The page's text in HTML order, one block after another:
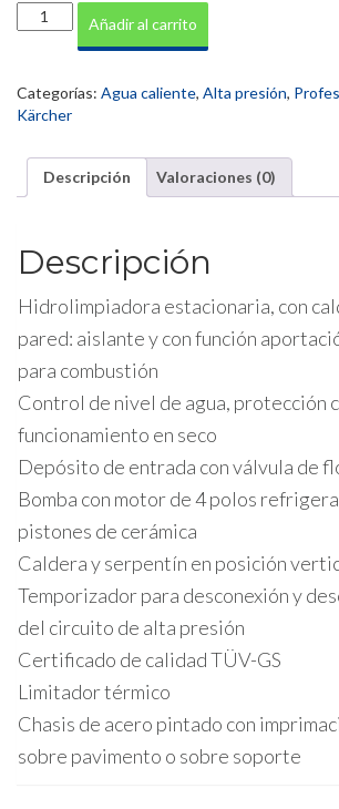
Hidrolimpiadora
Estacionaria
4ST
cantidad
Añadir al carrito
Categorías: Agua caliente, Alta presión,
Kärcher
Descripción Valoraciones (0)
Descripción
Hidrolimpiadora estacionaria, con
pared: aislante y con función
para combustión
Control de nivel de agua, protección
funcionamiento en seco
Depósito de entrada con válvula de
Bomba con motor de 4 polos
pistones de cerámica
Caldera y serpentín en posición
Temporizador para desconexión y
del circuito de alta presión
Certificado de calidad TÜV-GS
Limitador térmico
Chasis de acero pintado con
sobre pavimento o sobre soporte